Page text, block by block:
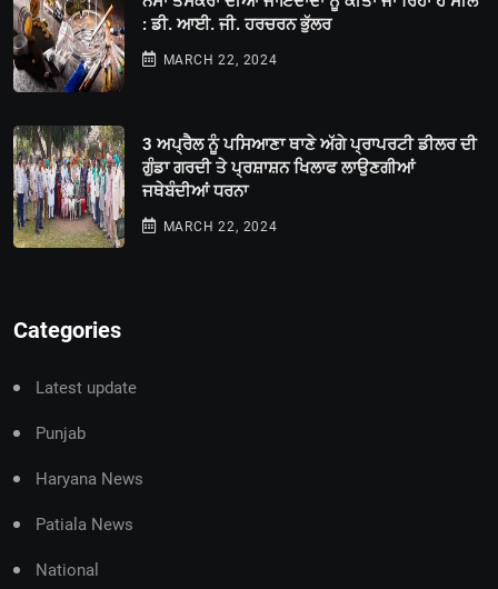
: ਡੀ. ਆਈ. ਜੀ. ਹਰਚਰਨ ਭੁੱਲਰ
MARCH 22, 2024
3 ਅਪ੍ਰੈਲ ਨੂੰ ਪਸਿਆਣਾ ਥਾਣੇ ਅੱਗੇ ਪ੍ਰਾਪਰਟੀ ਡੀਲਰ ਦੀ
ਗੁੰਡਾ ਗਰਦੀ ਤੇ ਪ੍ਰਸ਼ਾਸ਼ਨ ਖਿਲਾਫ ਲਾਉਣਗੀਆਂ
ਜਥੇਬੰਦੀਆਂ ਧਰਨਾ
MARCH 22, 2024
Categories
Latest update
Punjab
Haryana News
Patiala News
National